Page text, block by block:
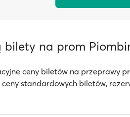
bilety na prom
ceny biletów na przeprawy
ceny standardowych biletów,